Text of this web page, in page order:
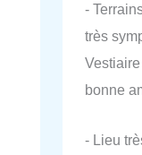
-
très
bonne
- Lieu